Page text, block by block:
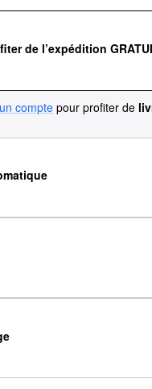
de l’expédition
compte pour profiter de